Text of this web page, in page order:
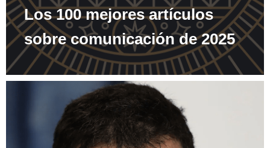
Los 100 mejores artículos
sobre comunicación de 2025